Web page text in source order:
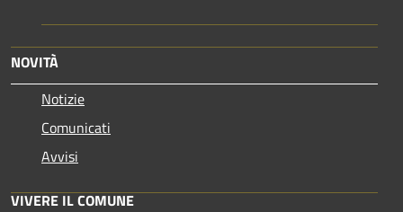
NOVITÀ
Notizie
Comunicati
Avvisi
VIVERE IL COMUNE